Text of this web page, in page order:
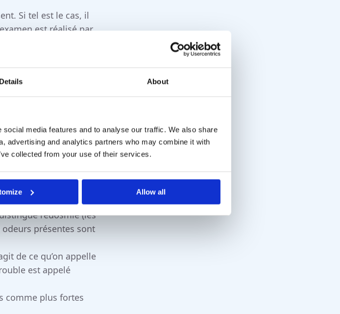
Details About
media features and to analyse our traffic. We also share
advertising and analytics partners who may combine it with
collected from your use of their services.
Allow all
Si tel est le cas, il
est réalisé par
ORL d’un
et le test olfactif. Bien
nous vous
si un trouble de
l’euosmie (les
présentes sont
de ce qu’on appelle
est appelé
comme plus fortes